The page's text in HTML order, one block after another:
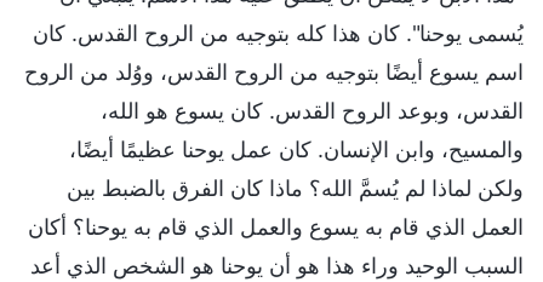
يُسمى يوحنا". كان هذا كله بتوجيه من الروح القدس. كان
اسم يسوع أيضًا بتوجيه من الروح القدس، ووُلد من الروح
القدس، وبوعد الروح القدس. كان يسوع هو الله،
والمسيح، وابن الإنسان. كان عمل يوحنا عظيمًا أيضًا،
ولكن لماذا لم يُسمَّ الله؟ ماذا كان الفرق بالضبط بين
العمل الذي قام به يسوع والعمل الذي قام به يوحنا؟ أكان
السبب الوحيد وراء هذا هو أن يوحنا هو الشخص الذي أعد